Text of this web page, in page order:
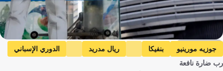
جوزيه مورينيو بنفيكا ريال مدريد
الدوري الإسباني
البرتغال
إسبانيارب ضارة نافعة